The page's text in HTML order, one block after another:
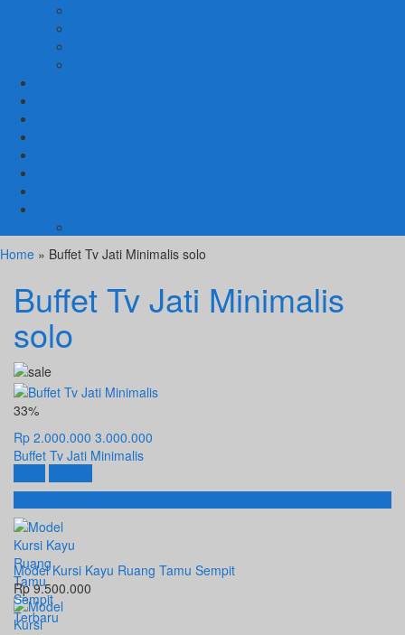
Home » Buffet Tv Jati Minimalis solo
Buffet Tv Jati Minimalis
solo
33%
Rp 2.000.000 3.000.000
Buffet Tv Jati Minimalis
Produk Terbaru
Model Kursi Kayu Ruang Tamu Sempit
Rp 9.500.000